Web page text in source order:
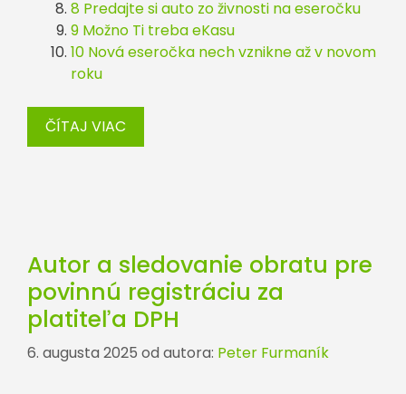
8 Predajte si auto zo živnosti na eseročku
9 Možno Ti treba eKasu
10 Nová eseročka nech vznikne až v novom
roku
ČÍTAJ VIAC
Autor a sledovanie obratu pre
povinnú registráciu za
platiteľa DPH
6. augusta 2025 od autora: Peter Furmaník